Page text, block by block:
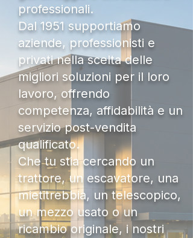
professionali.
Dal 1951 supportiamo
aziende, professionisti e
privati nella scelta delle
migliori soluzioni per il loro
lavoro, offrendo
competenza, affidabilità e un
servizio post-vendita
qualificato.
Che tu stia cercando un
trattore, un escavatore, una
mietitrebbia, un telescopico,
un mezzo usato o un
ricambio originale, i nostri